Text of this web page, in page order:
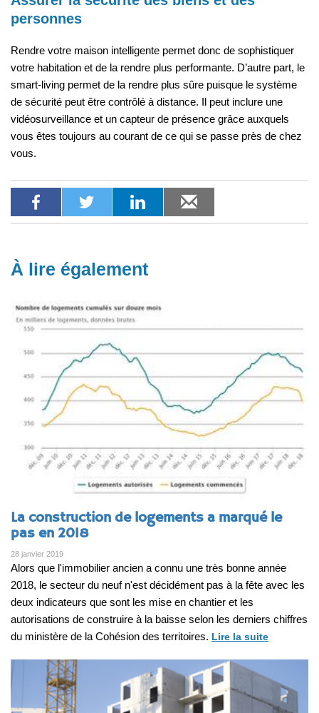
personnes
Rendre votre maison intelligente permet donc de sophistiquer
votre habitation et de la rendre plus performante. D’autre part, le
smart-living permet de la rendre plus sûre puisque le système
de sécurité peut être contrôlé à distance. Il peut inclure une
vidéosurveillance et un capteur de présence grâce auxquels
vous êtes toujours au courant de ce qui se passe près de chez
vous.
À lire également
La construction de logements a marqué le
pas en 2018
28 janvier 2019
Alors que l'immobilier ancien a connu une très bonne année
2018, le secteur du neuf n'est décidément pas à la fête avec les
deux indicateurs que sont les mise en chantier et les
autorisations de construire à la baisse selon les derniers chiffres
du ministère de la Cohésion des territoires. Lire la suite